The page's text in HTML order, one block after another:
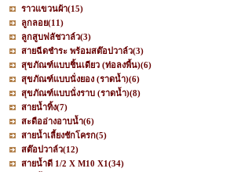
ราวแขวนผ้า(15)
ลูกลอย(11)
ลูกสูบฟลัชวาล์ว(3)
สายฉีดชำระ พร้อมสต๊อปวาล์ว(3)
สุขภัณฑ์แบบชิ้นเดียว (ท่อลงพื้น)(6)
สุขภัณฑ์แบบนั่งยอง (ราดน้ำ)(6)
สุขภัณฑ์แบบนั่งราบ (ราดน้ำ)(8)
สายน้ำทิ้ง(7)
สะดืออ่างอาบน้ำ(6)
สายน้ำเลี้ยงชักโครก(5)
สต๊อปวาล์ว(12)
สายน้ำดี 1/2 X M10 X1(34)